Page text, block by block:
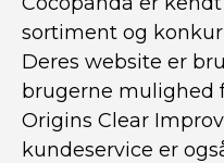
sortiment og
Deres website er
brugerne mulighed
Origins Clear
kundeservice er